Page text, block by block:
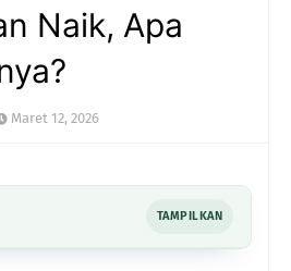
Naik, Apa
Maret 12, 2026
TAMPILKAN